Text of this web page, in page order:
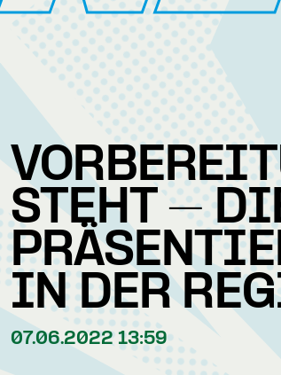
STEHT –
IN DER
07.06.2022 13:59